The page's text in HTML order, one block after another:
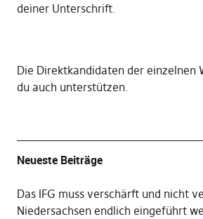
deiner Unterschrift.
Die Direktkandidaten der einzelnen
du auch unterstützen.
Neueste Beiträge
Das IFG muss verschärft und nicht
Niedersachsen endlich eingeführt